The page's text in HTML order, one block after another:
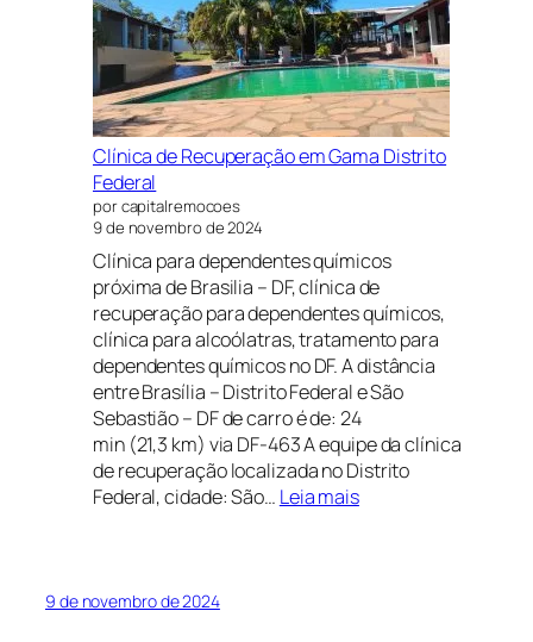
NOVO
GAMA
DISTRITO
FEDERAL
E
GOIÁS
PRÓXIMO
Clínica de Recuperação em Gama Distrito
Federal
por capitalremocoes
9 de novembro de 2024
Clínica para dependentes químicos
próxima de Brasilia – DF, clínica de
recuperação para dependentes químicos,
clínica para alcoólatras, tratamento para
dependentes químicos no DF. A distância
entre Brasília – Distrito Federal e São
Sebastião – DF de carro é de: 24
min (21,3 km) via DF-463 A equipe da clínica
de recuperação localizada no Distrito
Federal, cidade: São… Leia mais:
9 de novembro de 2024